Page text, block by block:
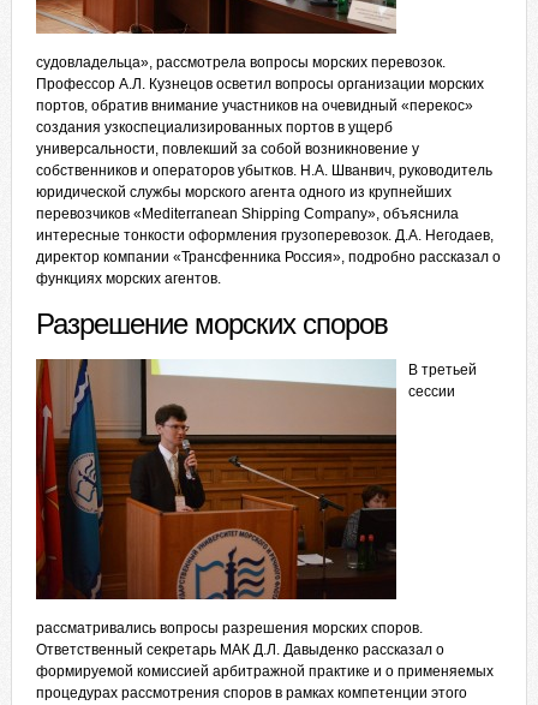
судовладельца», рассмотрела вопросы морских перевозок.
Профессор А.Л. Кузнецов осветил вопросы организации морских
портов, обратив внимание участников на очевидный «перекос»
создания узкоспециализированных портов в ущерб
универсальности, повлекший за собой возникновение у
собственников и операторов убытков. Н.А. Шванвич, руководитель
юридической службы морского агента одного из крупнейших
перевозчиков «Mediterranean Shipping Company», объяснила
интересные тонкости оформления грузоперевозок. Д.А. Негодаев,
директор компании «Трансфенника Россия», подробно рассказал о
функциях морских агентов.
Разрешение морских споров
В третьей
сессии
рассматривались вопросы разрешения морских споров.
Ответственный секретарь МАК Д.Л. Давыденко рассказал о
формируемой комиссией арбитражной практике и о применяемых
процедурах рассмотрения споров в рамках компетенции этого